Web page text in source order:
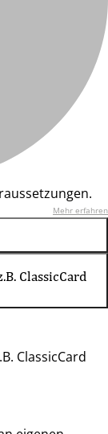
Mehr erfahren
ClassicCard
ClassicCard